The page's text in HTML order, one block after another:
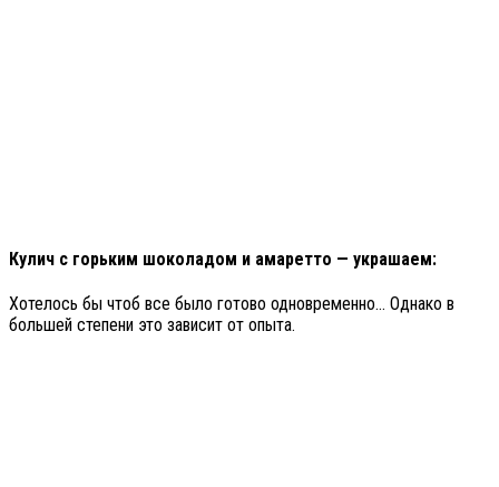
Кулич с горьким шоколадом и амаретто — украшаем:
Хотелось бы чтоб все было готово одновременно… Однако в
большей степени это зависит от опыта.